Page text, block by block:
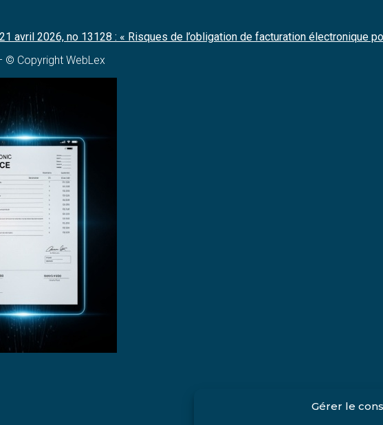
Gérer le
avril 2026, no 13128 : « Risques de l’obligation de facturation électronique
© Copyright WebLex